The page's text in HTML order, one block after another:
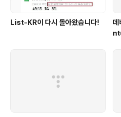
List-KR이 다시 돌아왔습니다!